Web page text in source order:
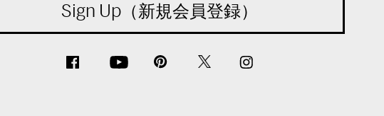
Sign Up（新規会員登録）